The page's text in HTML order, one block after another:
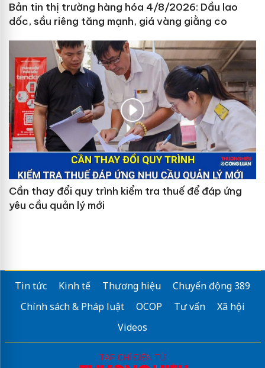
Bản tin thị trường hàng hóa 4/8/2026: Dầu lao
dốc, sầu riêng tăng mạnh, giá vàng giằng co
Cần thay đổi quy trình kiểm tra thuế để đáp ứng
yêu cầu quản lý mới
Tin tức Kinh tế Thương hiệu
Chuyển động 389
Chính sách & Pháp luật
OCOP Tư vấn
Xã hội
Videos